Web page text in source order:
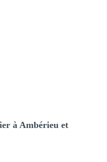
à Ambérieu et